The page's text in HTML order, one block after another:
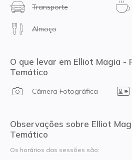
Transporte
Almoço
O que levar em Elliot Magia -
Temático
Câmera Fotográfica
Observações sobre Elliot
Temático
Os horários das sessões são: